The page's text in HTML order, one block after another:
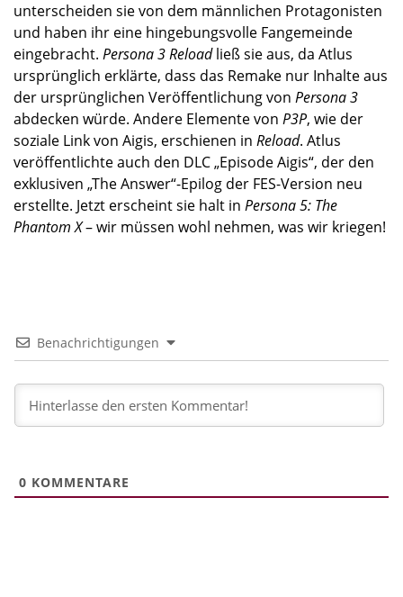
unterscheiden sie von dem männlichen Protagonisten
und haben ihr eine hingebungsvolle Fangemeinde
eingebracht. Persona 3 Reloadließ sie aus, da Atlus
ursprünglich erklärte, dass das Remake nur Inhalte aus
der ursprünglichen Veröffentlichung von Persona 3
abdecken würde. Andere Elemente von P3P, wie der
soziale Link von Aigis, erschienen in Reload. Atlus
veröffentlichte auch den DLC „Episode Aigis“, der den
exklusiven „The Answer“-Epilog der FES-Version neu
erstellte. Jetzt erscheint sie halt in Persona 5: The
Phantom X– wir müssen wohl nehmen, was wir kriegen!
Benachrichtigungen
0 KOMMENTARE